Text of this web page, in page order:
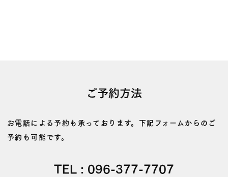
ご予約方法
お電話による予約も承っております。下記フォームからのご
予約も可能です。
TEL : 096-377-7707